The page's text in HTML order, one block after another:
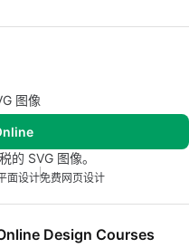
图像
的 SVG 图像。
面设计免费网页设计
Design Courses